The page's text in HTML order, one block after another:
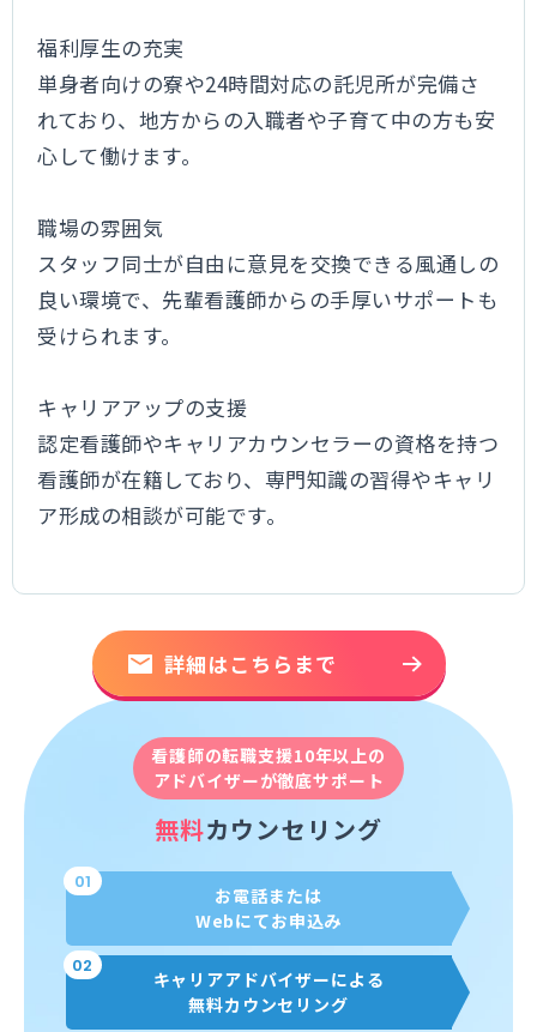
福利厚生の充実
単身者向けの寮や24時間対応の託児所が完備さ
れており、地方からの入職者や子育て中の方も安
心して働けます。
職場の雰囲気
スタッフ同士が自由に意見を交換できる風通しの
良い環境で、先輩看護師からの手厚いサポートも
受けられます。
キャリアアップの支援
認定看護師やキャリアカウンセラーの資格を持つ
看護師が在籍しており、専門知識の習得やキャリ
ア形成の相談が可能です。
詳細はこちらまで
看護師の転職支援10年以上の
アドバイザーが徹底サポート
無料カウンセリング
01
お電話または
Webにてお申込み
02
キャリアアドバイザーによる
無料カウンセリング